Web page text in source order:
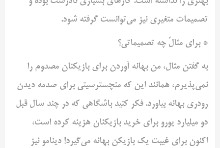
تصمیمات متغیری نیز می‌توانست گرفته شود.
* برای مثالً چه تصمیماتی؟
به گفتن مثال، من بهانه آوردن برای بازیکنان مصدوم را
نمی‌پذیرم، همانند این که منچسترسیتی برای صدمه دیدن
رودری بهانه بیاورد. فکر کنید باشگاهی که در چند سال قبل
دو میلیارد یورو برای خرید بازیکنان هزینه کرده است،
اکنون برای غیبت یک بازیکن بهانه می‌گیرد! دینامو نیز